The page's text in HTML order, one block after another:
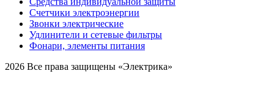
Счетчики электроэнергии
Звонки электрические
Удлинители и сетевые фильтры
Фонари, элементы питания
2026 Все права защищены «Электрика»